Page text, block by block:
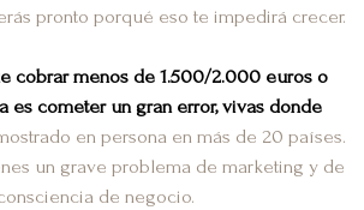
pronto porqué eso te impedirá crecer.
cobrar menos de 1.500/2.000 euros o
es cometer un gran error, vivas donde
en persona en más de 20 países.
un grave problema de marketing y de
de negocio.